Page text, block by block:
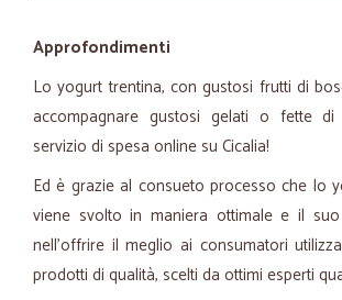
Approfondimenti
Lo yogurt trentina, con gustosi frutti di
accompagnare gustosi gelati o fette
servizio di spesa online su Cicalia!
Ed è grazie al consueto processo che lo
viene svolto in maniera ottimale e il
nell'offrire il meglio ai consumatori
prodotti di qualità, scelti da ottimi esperti